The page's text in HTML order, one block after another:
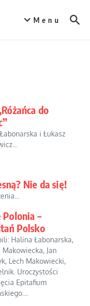
Menu
do
i Łukasz
Nie da się!
Polonia –
Polsko
Halina Łabonarska,
Makowiecka, Jan
Lech Makowiecki,
Uroczystości
Epitafium